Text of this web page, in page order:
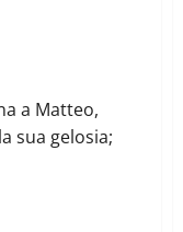
a Matteo,
sua gelosia;